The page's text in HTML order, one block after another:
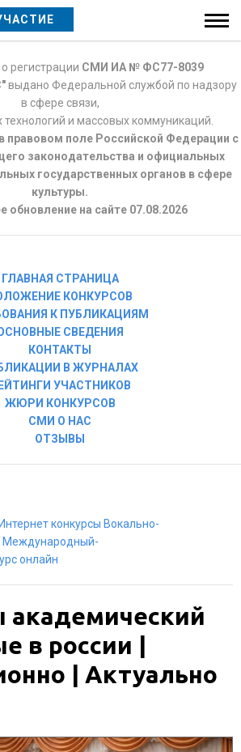
регистрации СМИ ИА № ФС77-8039
выдано Федеральной службой по надзору
в сфере связи,
и массовых коммуникаций.
правовом поле Российской Федерации с
законодательства и официальных
государственных органов в сфере
культуры.
обновление на сайте 07.08.2026
ГЛАВНАЯ СТРАНИЦА
КОНКУРСОВ
К ПУБЛИКАЦИЯМ
СВЕДЕНИЯ
КОНТАКТЫ
В ЖУРНАЛАХ
УЧАСТНИКОВ
ЖЮРИ КОНКУРСОВ
СМИ О НАС
ОТЗЫВЫ
Интернет конкурсы Вокально-
Международный-
онлайн
академический
в россии |
| Актуально